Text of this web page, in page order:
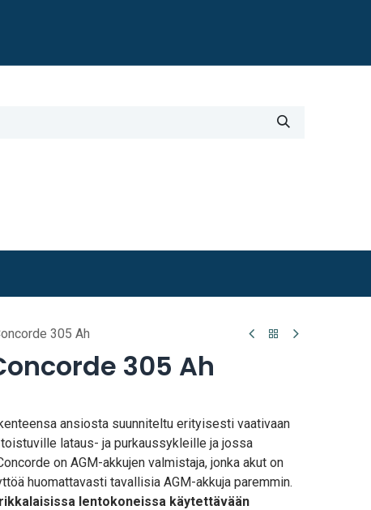
305 Ah
305 Ah
ansiosta suunniteltu erityisesti vaativaan
lataus- ja purkaussykleille ja jossa
on AGM-akkujen valmistaja, jonka akut on
huomattavasti tavallisia AGM-akkuja paremmin.
lentokoneissa käytettävään